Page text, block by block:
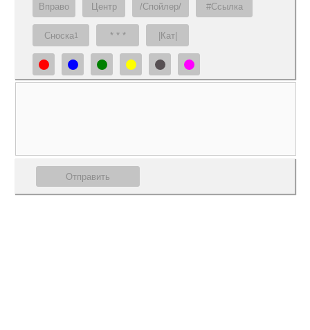
Вправо Центр /Спойлер/ #Ссылка
Сноска1 * * * |Кат|